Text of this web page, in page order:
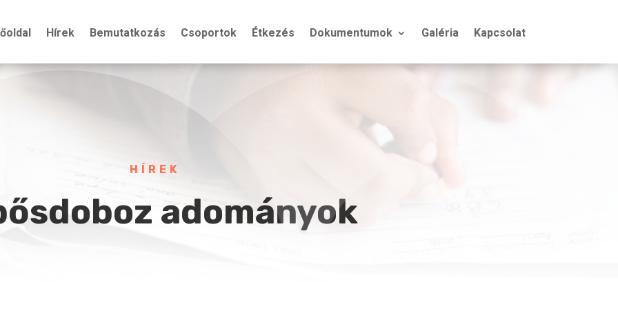
Hírek Bemutatkozás Csoportok Étkezés Dokumentumok Galéria Kapcsolat
HÍREK
adományok